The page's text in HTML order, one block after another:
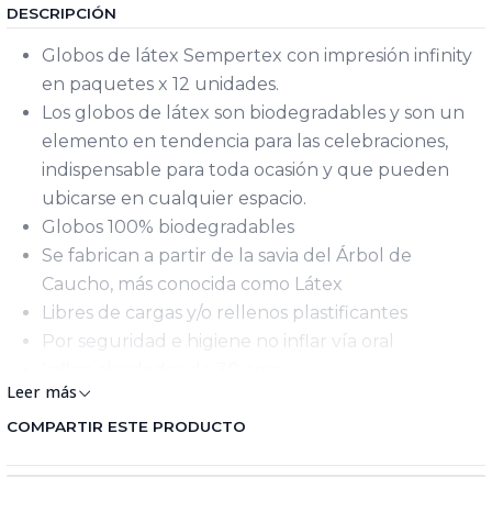
DESCRIPCIÓN
Globos de látex Sempertex con impresión infinity
en paquetes x 12 unidades.
Los globos de látex son biodegradables y son un
elemento en tendencia para las celebraciones,
indispensable para toda ocasión y que pueden
ubicarse en cualquier espacio.
Globos 100% biodegradables
Se fabrican a partir de la savia del Árbol de
Caucho, más conocida como Látex
Libres de cargas y/o rellenos plastificantes
Por seguridad e higiene no inflar vía oral
Leer más
COMPARTIR ESTE PRODUCTO